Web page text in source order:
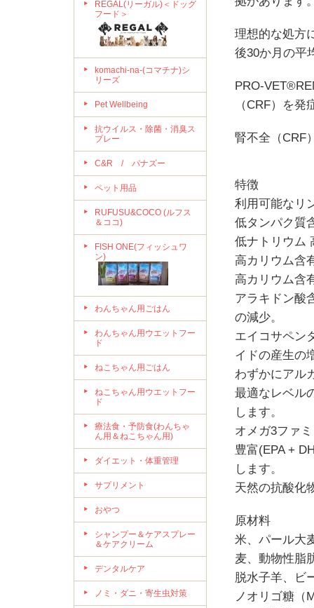
REGAL(リーガル)＜ドッグ
フード＞
komachi-na-(コマチナ)シ
リーズ
Pet Wellbeing
抗ウイルス・除菌・消臭ス
プレー
C&R / パナズー
ペット用品
RUFUSU&COCO (ルフス
＆ココ)
FISH ONE(フィッシュワ
ン)
わんちゃん用ごはん
わんちゃん用ウエットフー
ド
ねこちゃん用ごはん
ねこちゃん用ウエットフー
ド
療法食・予防食(わんちゃ
ん用＆ねこちゃん用)
ダイエット・体重管理
サプリメント
おやつ
シャンプー＆ケアスプレー
＆ケアクリーム
デンタルケア
ノミ・ダニ・寄生虫対策
理想的な処方
後30か月の平
PRO-
（CRF）を
腎不全（CRF
特
利用可能な
低タンパク質
低ナトリウム
高カリウム含
高カリウム含
アラキドン酸
の減少。
エイコサペン
イドの産生の
わずかにアル
最適なレベル
します。
オメガ3ファ
豊富(EPA +
します。
天然の抗酸化
原材料
米、パール大
麦、動物性脂
脱水子羊、ビ
ノオリゴ糖（